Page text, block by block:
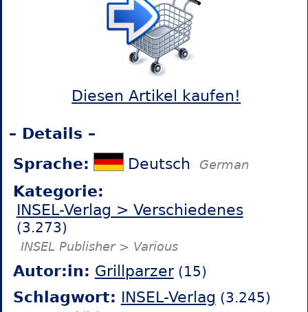
Diesen Artikel kaufen!
– Details –
Sprache:
Deutsch German
Kategorie:
INSEL-Verlag > Verschiedenes
(3.273)
INSEL Publisher > Various
Autor:in: Grillparzer(15)
Schlagwort: INSEL-Verlag (3.245)